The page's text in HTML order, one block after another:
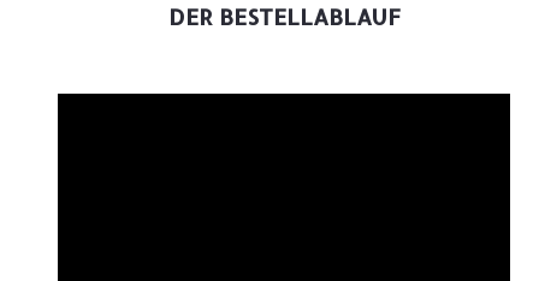
DER BESTELLABLAUF